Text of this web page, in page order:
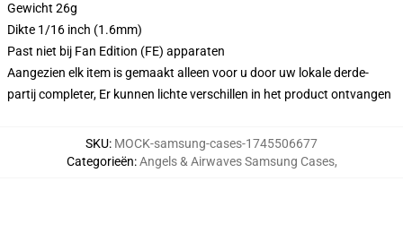
Gewicht 26g
Dikte 1/16 inch (1.6mm)
Past niet bij Fan Edition (FE) apparaten
Aangezien elk item is gemaakt alleen voor u door uw lokale derde-
partij completer, Er kunnen lichte verschillen in het product ontvangen
SKU: MOCK-samsung-cases-1745506677
Categorieën:Angels & Airwaves Samsung Cases,